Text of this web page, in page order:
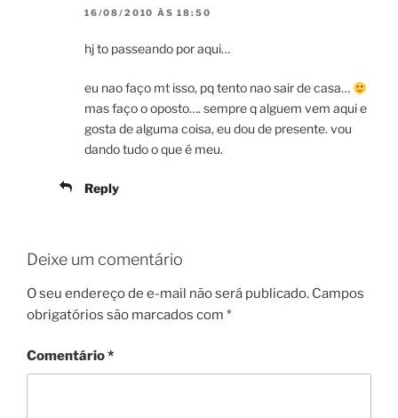
16/08/2010 ÀS 18:50
hj to passeando por aqui…
eu nao faço mt isso, pq tento nao sair de casa…
mas faço o oposto…. sempre q alguem vem aqui e
gosta de alguma coisa, eu dou de presente. vou
dando tudo o que é meu.
Reply
Deixe um comentário
O seu endereço de e-mail não será publicado. Campos
obrigatórios são marcados com *
Comentário*